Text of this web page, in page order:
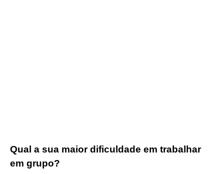
Qual a sua maior dificuldade em trabalhar
em grupo?